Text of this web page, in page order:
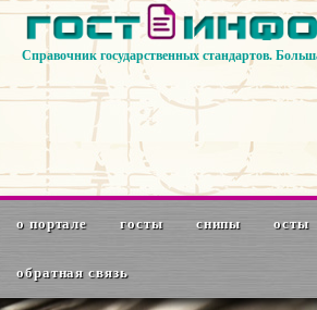
Справочник государственных стандартов.
о портале госты снипы осты
обратная связь